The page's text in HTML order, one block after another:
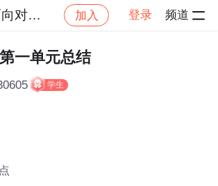
2024年北航面向对象设计与构造 加入 登录 频道
北航面向对象设计与构造
一单元总结
学生